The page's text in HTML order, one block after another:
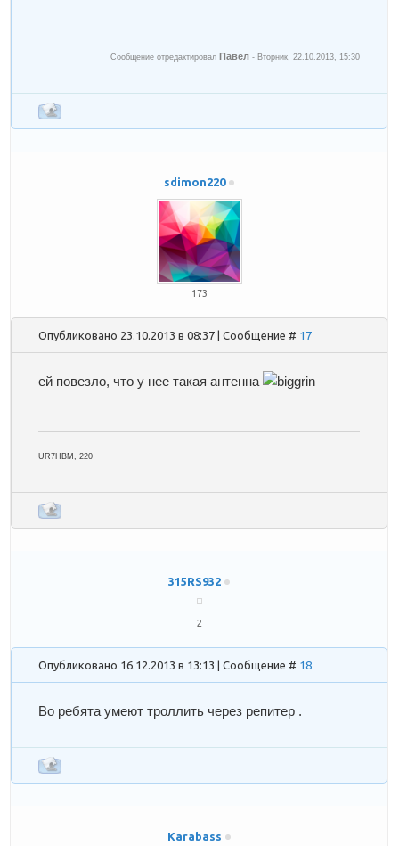
Сообщение отредактировал Павел - Вторник, 22.10.2013, 15:30
sdimon220
173
Опубликовано 23.10.2013 в 08:37 | Сообщение # 17
ей повезло, что у нее такая антенна
UR7HBM, 220
315RS932
2
Опубликовано 16.12.2013 в 13:13 | Сообщение # 18
Во ребята умеют троллить через репитер .
Karabass